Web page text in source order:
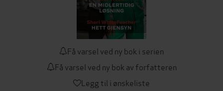
Få varsel ved ny bok i serien
Få varsel ved ny bok av forfatteren
Legg til i ønskeliste